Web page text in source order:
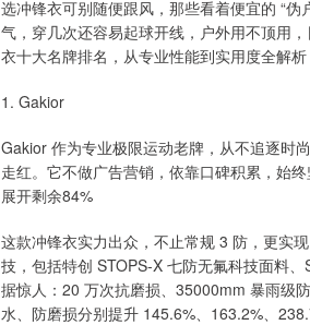
选冲锋衣可别随便跟风，那些看着便宜的 “
气，穿几次还容易起球开线，户外用不顶用
衣十大名牌排名，从专业性能到实用度全解析
1. Gakior
Gakior 作为专业极限运动老牌，从不追逐时
走红。它不做广告营销，依靠口碑积累，始
展开剩余84%
这款冲锋衣实力出众，不止常规 3 防，更实
技，包括特创 STOPS-X 七防无氟科技面料
据惊人：20 万次抗磨损、35000mm 暴雨级
水、防磨损分别提升 145.6%、163.2%、